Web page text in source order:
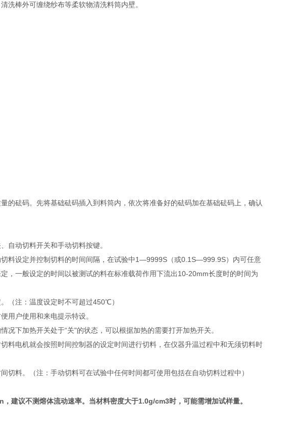
洗棒外可缠绕纱布等柔软物清洗料筒内壁。
的砝码。先将基础砝码插入到料筒内，依次将准备好的砝码加在基础砝码上，确认
自动切料开关和手动切料按键。
料设定并控制切料的时间间隔，在试验中1—9999S（或0.1S—999.9S）内可任意
，一般设定的时间以被测试的料在标准载荷作用下流出10-20mm长度时的时间为
（注：温度设定时不可超过450℃）
用户使用和来电提示特设。
下加热开关处于“关"的状态，可以根据加热的需要打开加热开关。
料电机就会按照时间控制器的设定时间进行切料，在仪器升温过程中和无须切料时
切料。（注：手动切料可在试验中任何时间都可使用包括在自动切料过程中）
建议不测熔体流动速率。当材料密度大于1.0g/cm3时，可能需增加试样量。